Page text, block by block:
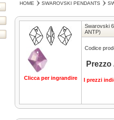
HOME SWAROVSKI PENDANTS
Clicca per ingrandire
Swarovski
ANTP)
Codice
I prezzi